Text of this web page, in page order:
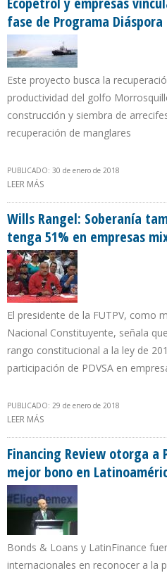
fase de Programa Diáspora
Este proyecto busca la
productividad del golfo
construcción y siembra de
recuperación de manglares
PUBLICADO: 30 de enero de 2018
LEER MÁS
Wills Rangel: Soberanía
tenga 51% en empresas
El presidente de la FUTPV, como
Nacional Constituyente, señala
rango constitucional a la ley de
participación de PDVSA en
PUBLICADO: 29 de enero de 2018
LEER MÁS
Financing Review otorga a
mejor bono en
Bonds & Loans y LatinFinance
internacionales en reconocer a la